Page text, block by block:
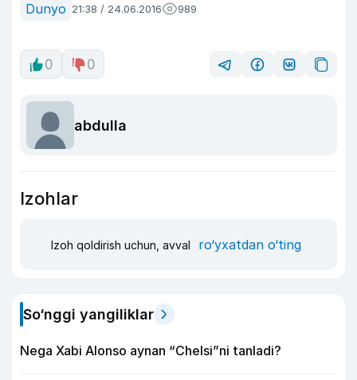
Dunyo 21:38 / 24.06.2016 989
0 0
abdulla
Izohlar
Izoh qoldirish uchun, avval ro‘yxatdan o‘ting
So‘nggi yangiliklar
Nega Xabi Alonso aynan “Chelsi”ni tanladi?